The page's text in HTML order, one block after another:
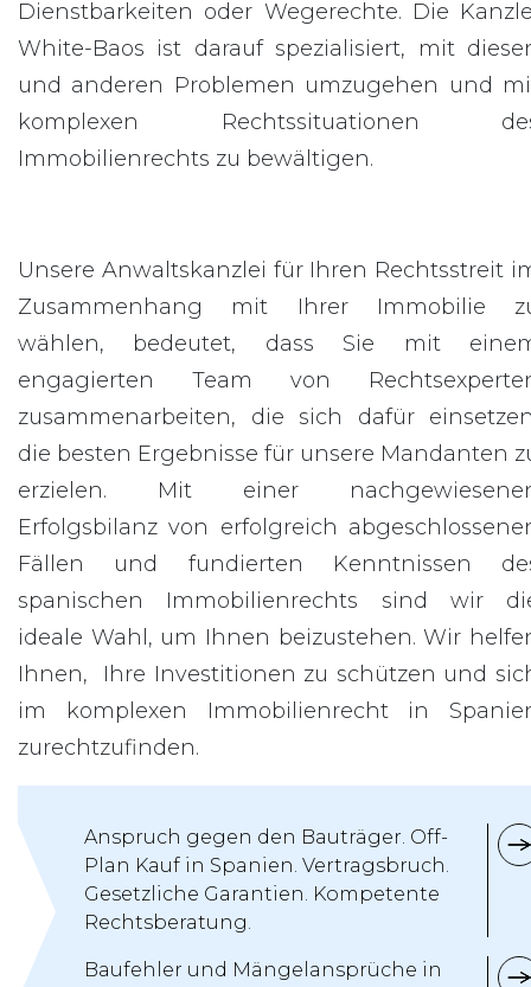
Dienstbarkeiten oder Wegerechte. Die
White-Baos ist darauf spezialisiert, mit
und anderen Problemen umzugehen und
komplexen Rechtssituationen
Immobilienrechts zu bewältigen.
Unsere Anwaltskanzlei für Ihren Rechtsstreit
Zusammenhang mit Ihrer Immobilie
wählen, bedeutet, dass Sie mit
engagierten Team von
zusammenarbeiten, die sich dafür
die besten Ergebnisse für unsere Mandanten
erzielen. Mit einer
Erfolgsbilanz von erfolgreich
Fällen und fundierten Kenntnissen
spanischen Immobilienrechts sind wir
ideale Wahl, um Ihnen beizustehen. Wir
Ihnen, Ihre Investitionen zu schützen und
im komplexen Immobilienrecht in
zurechtzufinden.
Anspruch gegen den Bauträger. Off-
Plan Kauf in Spanien. Vertragsbruch.
Gesetzliche Garantien. Kompetente
Rechtsberatung.
Baufehler und Mängelansprüche in